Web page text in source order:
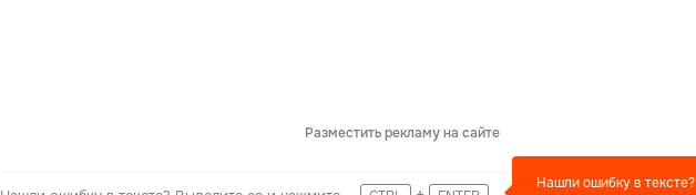
Разместить рекламу на сайте
Нашли ошибку в тексте?